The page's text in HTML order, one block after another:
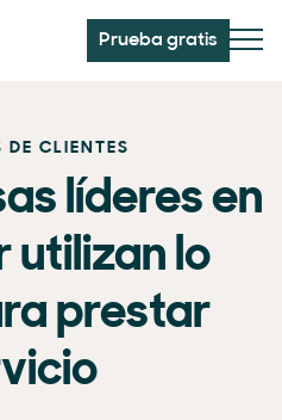
Prueba gratis
DE CLIENTES
líderes en
utilizan lo
prestar